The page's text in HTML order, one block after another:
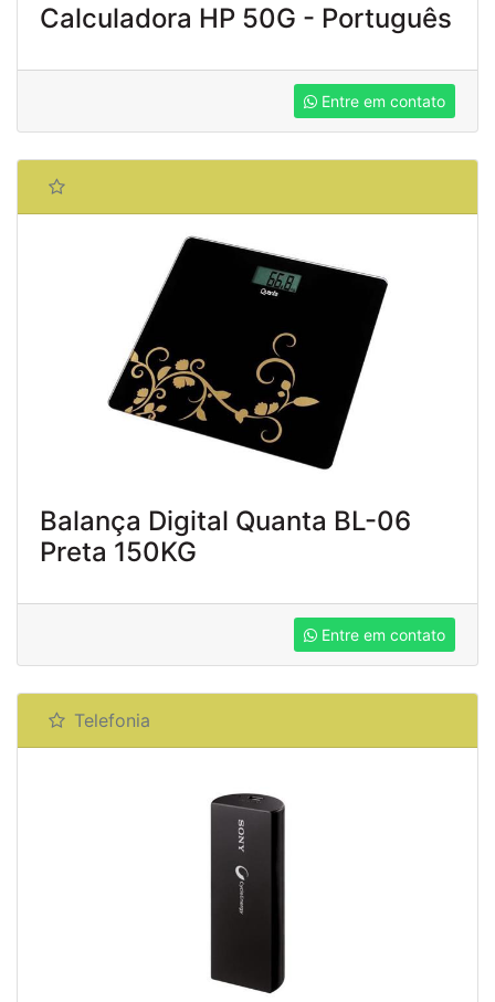
Calculadora HP 50G - Português
Entre em contato
Balança Digital Quanta BL-06
Preta 150KG
Entre em contato
Telefonia